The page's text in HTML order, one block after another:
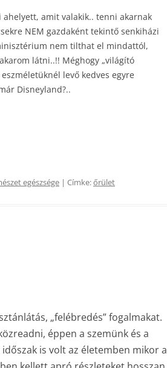
amit valakik.. tenni akarnak
NEM gazdaként tekintő senkiházi
nem tilthat el mindattól,
látni..!! Méghogy „világító
levő kedves egyre
Disneyland?..
egészsége | Címke:őrület
„felébredés” fogalmakat.
éppen a szemünk és a
is volt az életemben mikor a